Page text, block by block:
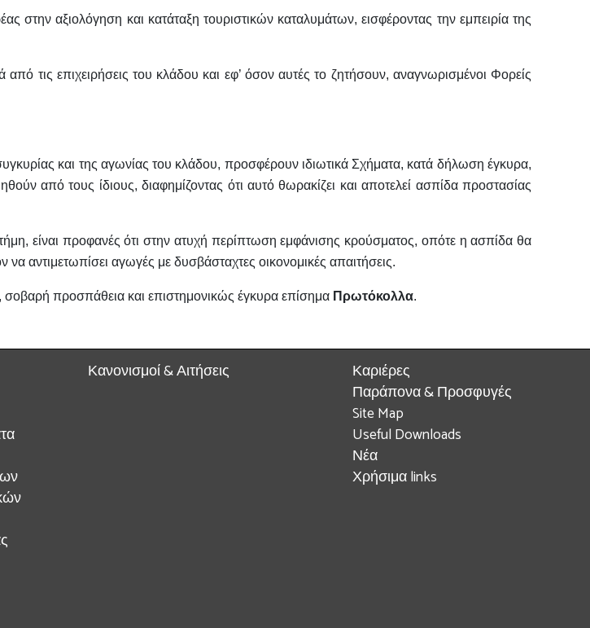
στην αξιολόγηση και κατάταξη τουριστικών καταλυμάτων, εισφέροντας την εμπειρία της
τις επιχειρήσεις του κλάδου και εφ’ όσον αυτές το ζητήσουν, αναγνωρισμένοι Φορείς
και της αγωνίας του κλάδου, προσφέρουν ιδιωτικά Σχήματα, κατά δήλωση έγκυρα,
από τους ίδιους, διαφημίζοντας ότι αυτό θωρακίζει και αποτελεί ασπίδα προστασίας
είναι προφανές ότι στην ατυχή περίπτωση εμφάνισης κρούσματος, οπότε η ασπίδα θα
να αντιμετωπίσει αγωγές με δυσβάσταχτες οικονομικές απαιτήσεις.
προσπάθεια και επιστημονικώς έγκυρα επίσημα Πρωτόκολλα.
Κανονισμοί & Αιτήσεις
Καριέρες
Παράπονα & Προσφυγές
Site Map
Useful Downloads
Νέα
Χρήσιμα links